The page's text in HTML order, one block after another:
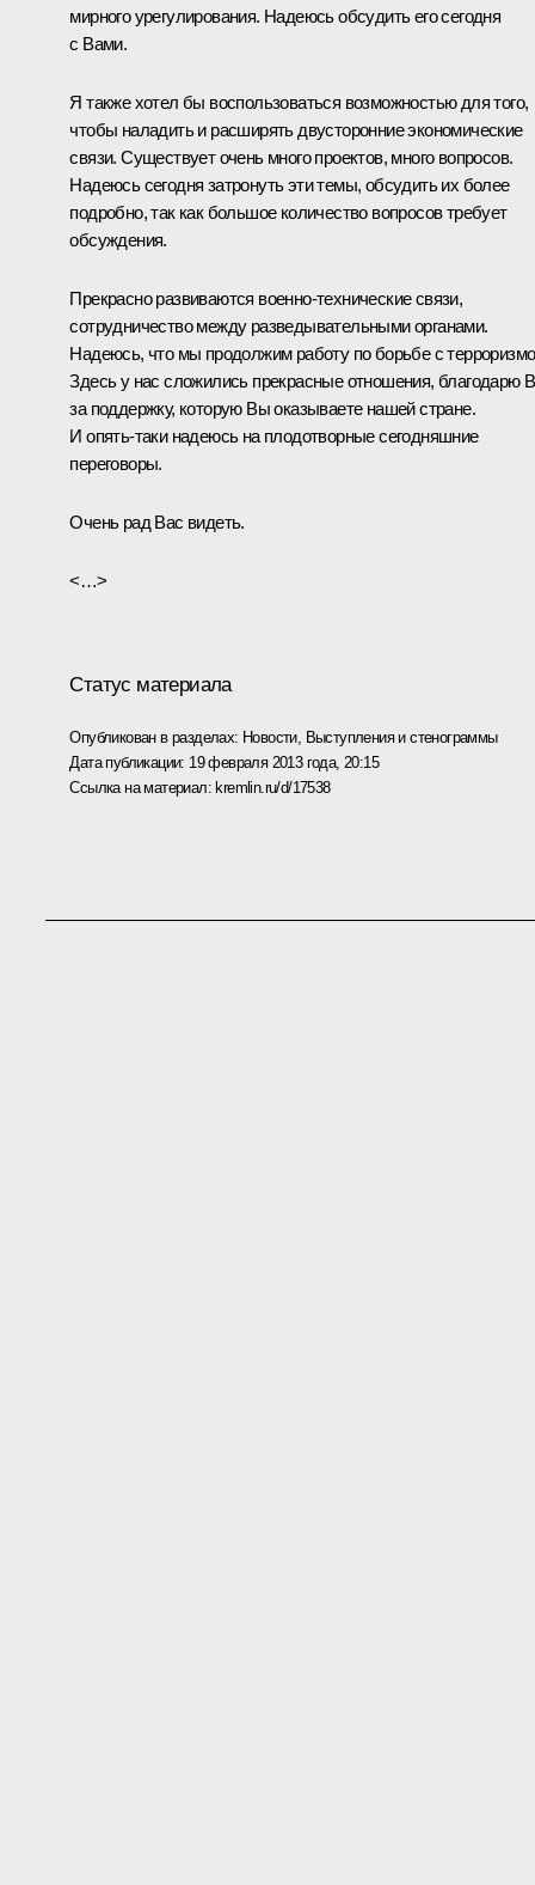
мирного урегулирования. Надеюсь обсудить его сегодня
с Вами.
Я также хотел бы воспользоваться возможностью для того,
чтобы наладить и расширять двусторонние экономические
связи. Существует очень много проектов, много вопросов.
Надеюсь сегодня затронуть эти темы, обсудить их более
подробно, так как большое количество вопросов требует
обсуждения.
Прекрасно развиваются военно-технические связи,
сотрудничество между разведывательными органами.
Надеюсь, что мы продолжим работу по борьбе с
Здесь у нас сложились прекрасные отношения, благодарю
за поддержку, которую Вы оказываете нашей стране.
И опять‑таки надеюсь на плодотворные сегодняшние
переговоры.
Очень рад Вас видеть.
<…>
Статус материала
Опубликован в разделах: Новости, Выступления и стенограммы
Дата публикации: 19 февраля 2013 года, 20:15
Ссылка на материал: kremlin.ru/d/17538